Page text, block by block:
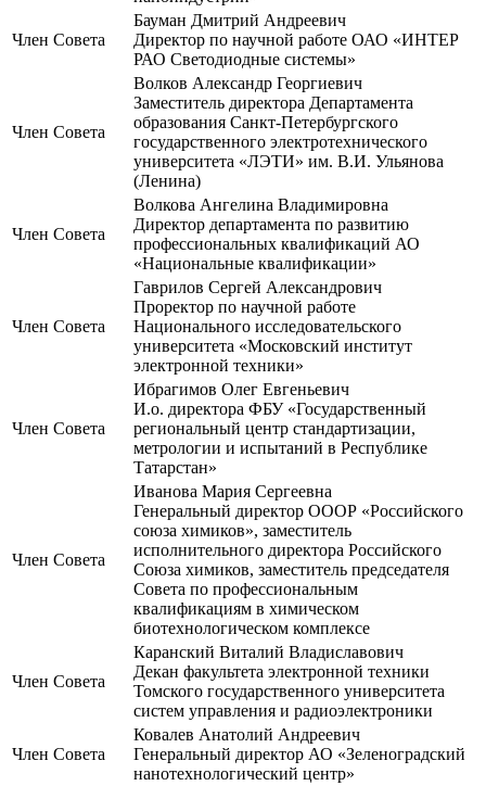
Член Совета
Бауман Дмитрий Андреевич
Директор по научной работе ОАО «ИНТЕР
РАО Светодиодные системы»
Член Совета
Волков Александр Георгиевич
Заместитель директора Департамента
образования Санкт-Петербургского
государственного электротехнического
университета «ЛЭТИ» им. В.И. Ульянова
(Ленина)
Член Совета
Волкова Ангелина Владимировна
Директор департамента по развитию
профессиональных квалификаций АО
«Национальные квалификации»
Член Совета
Гаврилов Сергей Александрович
Проректор по научной работе
Национального исследовательского
университета «Московский институт
электронной техники»
Член Совета
Ибрагимов Олег Евгеньевич
И.о. директора ФБУ «Государственный
региональный центр стандартизации,
метрологии и испытаний в Республике
Татарстан»
Член Совета
Иванова Мария Сергеевна
Генеральный директор ОООР «Российского
союза химиков», заместитель
исполнительного директора Российского
Союза химиков, заместитель председателя
Совета по профессиональным
квалификациям в химическом
биотехнологическом комплексе
Член Совета
Каранский Виталий Владиславович
Декан факультета электронной техники
Томского государственного университета
систем управления и радиоэлектроники
Член Совета
Ковалев Анатолий Андреевич
Генеральный директор АО «Зеленоградский
нанотехнологический центр»